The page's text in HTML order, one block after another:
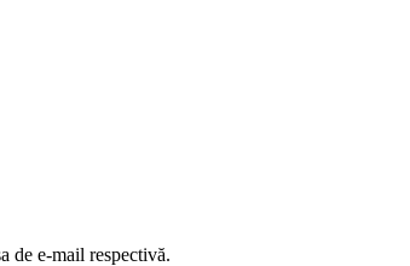
de e-mail respectivă.